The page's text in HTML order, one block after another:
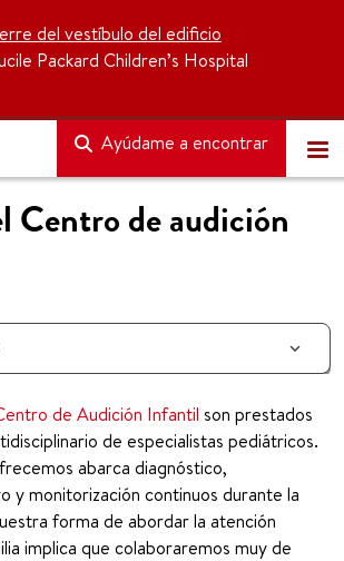
del vestíbulo del edificio
Packard Children’s Hospital
Ayúdame a encontrar
Centro de audición
de Audición Infantil son prestados
de especialistas pediátricos.
abarca diagnóstico,
y monitorización continuos durante la
forma de abordar la atención
implica que colaboraremos muy de